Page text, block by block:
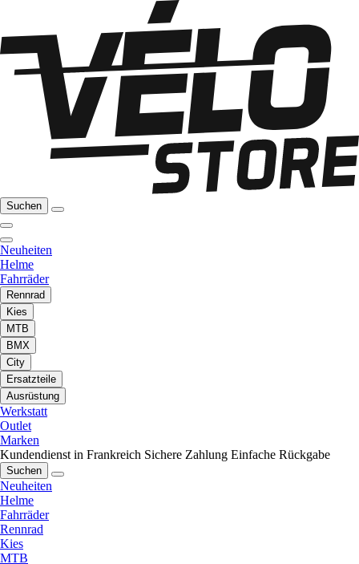
Suchen
Neuheiten
Helme
Fahrräder
Rennrad
Kies
MTB
BMX
City
Ersatzteile
Ausrüstung
Werkstatt
Outlet
Marken
Kundendienst in Frankreich Sichere Zahlung Einfache Rückgabe
Suchen
Neuheiten
Helme
Fahrräder
Rennrad
Kies
MTB